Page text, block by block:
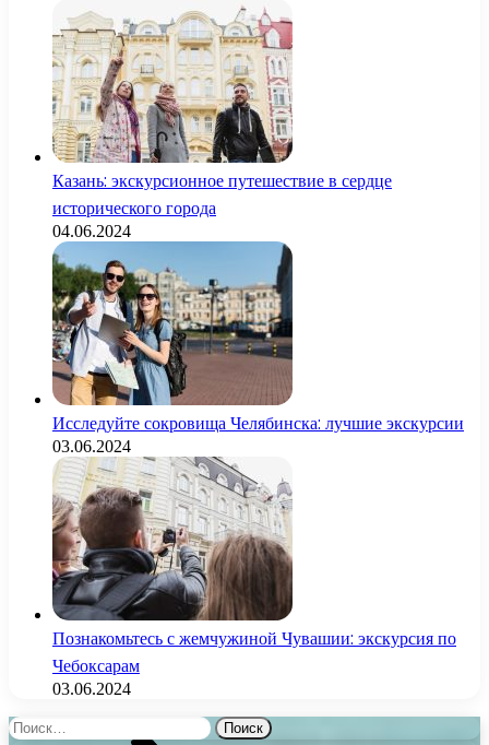
Казань: экскурсионное путешествие в сердце
исторического города
04.06.2024
Исследуйте сокровища Челябинска: лучшие экскурсии
03.06.2024
Познакомьтесь с жемчужиной Чувашии: экскурсия по
Чебоксарам
03.06.2024
Найти: